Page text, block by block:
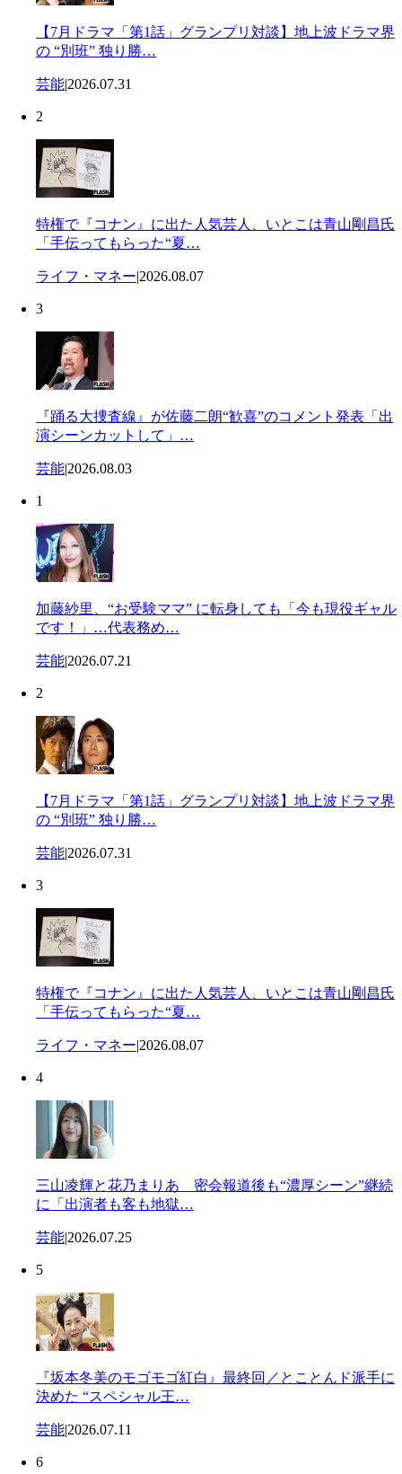
【7月ドラマ「第1話」グランプリ対談】地上波ドラマ界
の “別班” 独り勝…
芸能|2026.07.31
2
特権で『コナン』に出た人気芸人、いとこは青山剛昌氏
「手伝ってもらった“夏…
ライフ・マネー|2026.08.07
3
『踊る大捜査線』が佐藤二朗“歓喜”のコメント発表「出
演シーンカットして」…
芸能|2026.08.03
1
加藤紗里、“お受験ママ” に転身しても「今も現役ギャル
です！」…代表務め…
芸能|2026.07.21
2
【7月ドラマ「第1話」グランプリ対談】地上波ドラマ界
の “別班” 独り勝…
芸能|2026.07.31
3
特権で『コナン』に出た人気芸人、いとこは青山剛昌氏
「手伝ってもらった“夏…
ライフ・マネー|2026.08.07
4
三山凌輝と花乃まりあ 密会報道後も“濃厚シーン”継続
に「出演者も客も地獄…
芸能|2026.07.25
5
『坂本冬美のモゴモゴ紅白』最終回／とことんド派手に
決めた “スペシャル王…
芸能|2026.07.11
6